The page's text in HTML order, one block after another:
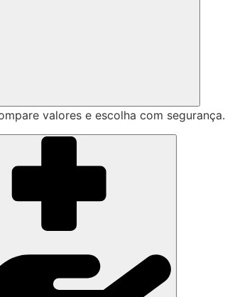
valores e escolha com segurança.